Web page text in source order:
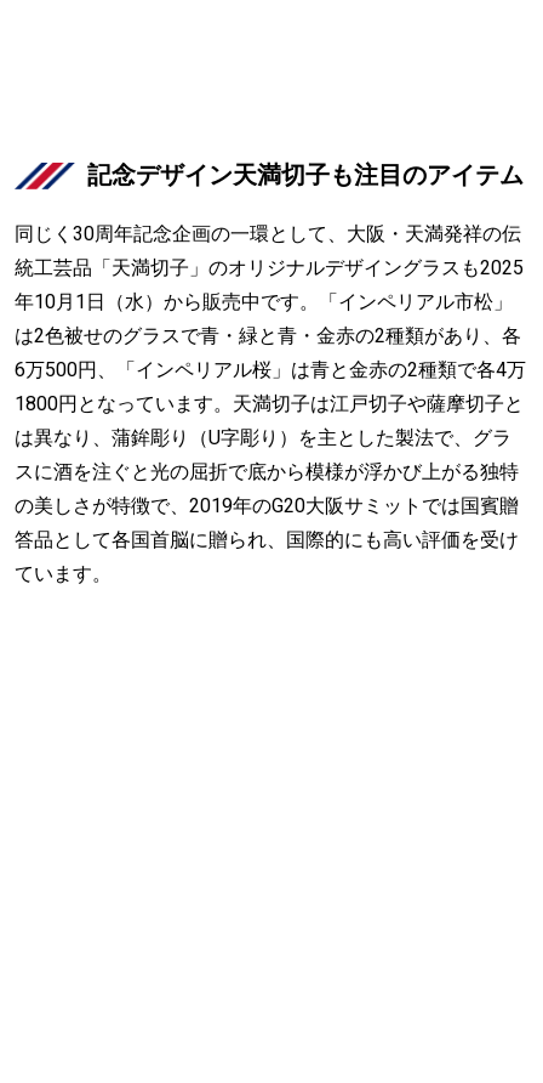
記念デザイン天満切子も注目のアイテム
同じく30周年記念企画の一環として、大阪・天満発祥の伝
統工芸品「天満切子」のオリジナルデザイングラスも2025
年10月1日（水）から販売中です。「インペリアル市松」
は2色被せのグラスで青・緑と青・金赤の2種類があり、各
6万500円、「インペリアル桜」は青と金赤の2種類で各4万
1800円となっています。天満切子は江戸切子や薩摩切子と
は異なり、蒲鉾彫り（U字彫り）を主とした製法で、グラ
スに酒を注ぐと光の屈折で底から模様が浮かび上がる独特
の美しさが特徴で、2019年のG20大阪サミットでは国賓贈
答品として各国首脳に贈られ、国際的にも高い評価を受け
ています。